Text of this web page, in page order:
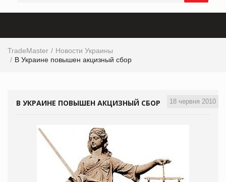
TradeMaster
Новости Украины
В Украине повышен акцизный сбор
18 червня 2010
В УКРАИНЕ ПОВЫШЕН АКЦИЗНЫЙ СБОР